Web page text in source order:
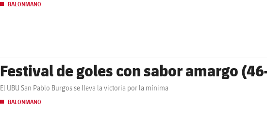
BALONMANO
Festival de goles con sabor amargo
El UBU San Pablo Burgos se lleva la victoria por la mínima
BALONMANO